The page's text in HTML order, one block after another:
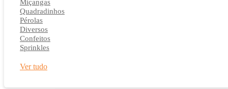
Miçangas
Quadradinhos
Pérolas
Diversos
Confeitos
Sprinkles
Ver tudo